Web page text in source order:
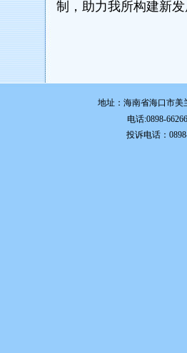
制，助力我所构建新
地址：海南省海口市美
电话:0898-
投诉电话：